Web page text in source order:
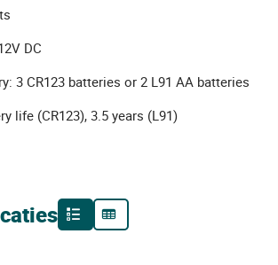
DC
3 CR123 batteries or 2 L91 AA batteries
life (CR123), 3.5 years (L91)